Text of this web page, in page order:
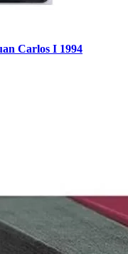
Carlos I 1994